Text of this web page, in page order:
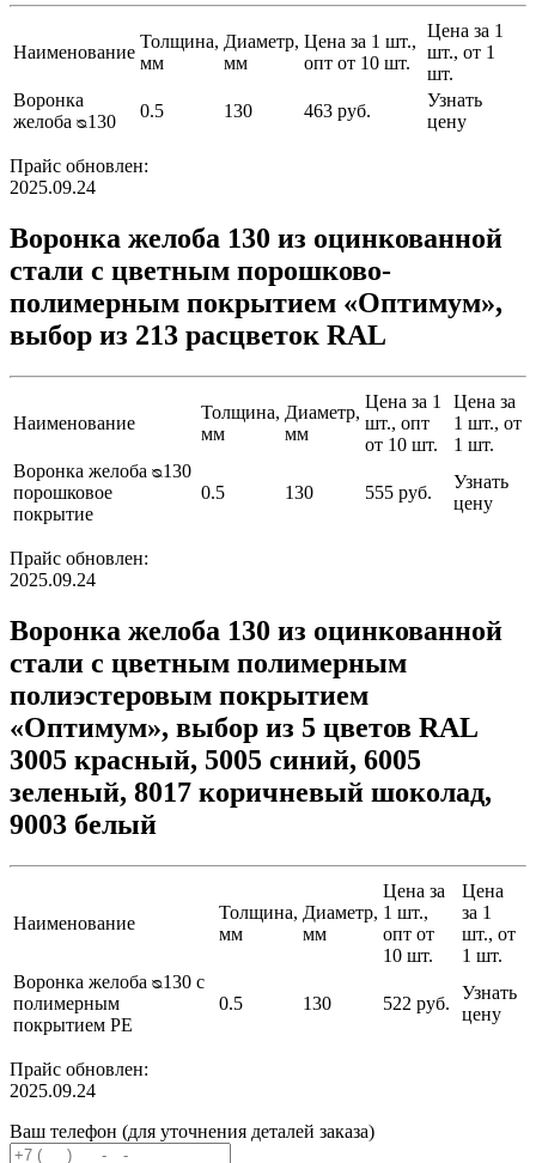
Наименование
Толщина,
мм
Диаметр,
мм
Цена за 1 шт.,
опт от 10 шт.
Цена за 1
шт., от 1
шт.
Воронка
желоба ᴓ130
0.5 130 463 руб.
Узнать
цену
Прайс обновлен:
2025.09.24
Воронка желоба 130 из оцинкованной
стали с цветным порошково-
полимерным покрытием «Оптимум»,
выбор из 213 расцветок RAL
Наименование
Толщина,
мм
Диаметр,
мм
Цена за 1
шт., опт
от 10 шт.
Цена за
1 шт., от
1 шт.
Воронка желоба ᴓ130
порошковое
покрытие
0.5 130 555 руб.
Узнать
цену
Прайс обновлен:
2025.09.24
Воронка желоба 130 из оцинкованной
стали с цветным полимерным
полиэстеровым покрытием
«Оптимум», выбор из 5 цветов RAL
3005 красный, 5005 синий, 6005
зеленый, 8017 коричневый шоколад,
9003 белый
Наименование
Толщина,
мм
Диаметр,
мм
Цена за
1 шт.,
опт от
10 шт.
Цена
за 1
шт., от
1 шт.
Воронка желоба ᴓ130 с
полимерным
покрытием PE
0.5 130 522 руб.
Узнать
цену
Прайс обновлен:
2025.09.24
Ваш телефон (для уточнения деталей заказа)